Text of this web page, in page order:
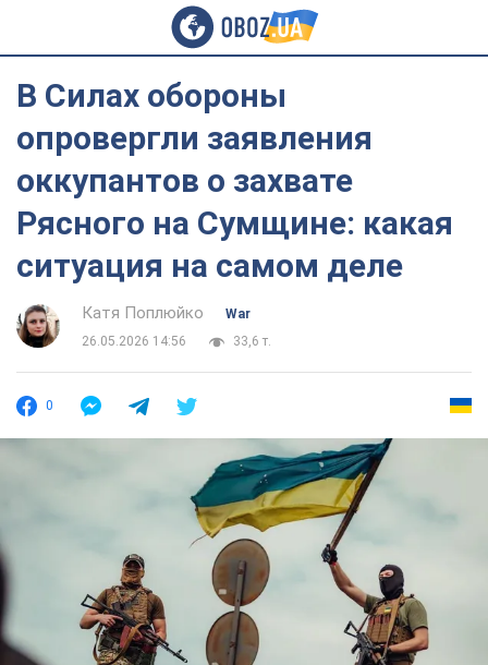
В Силах обороны
опровергли заявления
оккупантов о захвате
Рясного на Сумщине: какая
ситуация на самом деле
Катя Поплюйко
War
26.05.2026 14:56
33,6 т.
0